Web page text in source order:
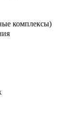
комплексы)